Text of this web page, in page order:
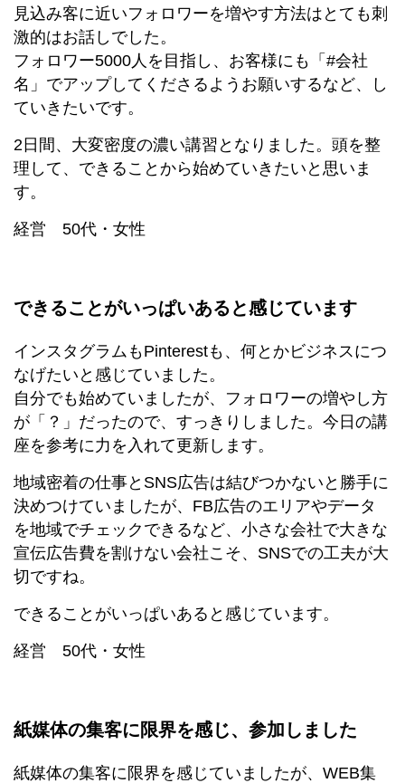
見込み客に近いフォロワーを増やす方法はとても刺
激的はお話しでした。
フォロワー5000人を目指し、お客様にも「#会社
名」でアップしてくださるようお願いするなど、し
ていきたいです。
2日間、大変密度の濃い講習となりました。頭を整
理して、できることから始めていきたいと思いま
す。
経営 50代・女性
できることがいっぱいあると感じています
インスタグラムもPinterestも、何とかビジネスにつ
なげたいと感じていました。
自分でも始めていましたが、フォロワーの増やし方
が「？」だったので、すっきりしました。今日の講
座を参考に力を入れて更新します。
地域密着の仕事とSNS広告は結びつかないと勝手に
決めつけていましたが、FB広告のエリアやデータ
を地域でチェックできるなど、小さな会社で大きな
宣伝広告費を割けない会社こそ、SNSでの工夫が大
切ですね。
できることがいっぱいあると感じています。
経営 50代・女性
紙媒体の集客に限界を感じ、参加しました
紙媒体の集客に限界を感じていましたが、WEB集